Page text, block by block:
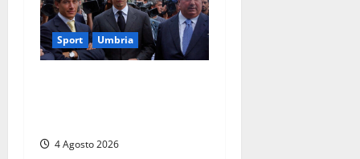
Sport Umbria
4 Agosto 2026